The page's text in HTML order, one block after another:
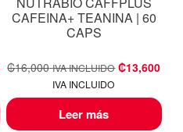
CAFEINA+ TEANINA | 60
CAPS
₡16,000 IVA INCLUIDO ₡13,600
IVA INCLUIDO
Leer más